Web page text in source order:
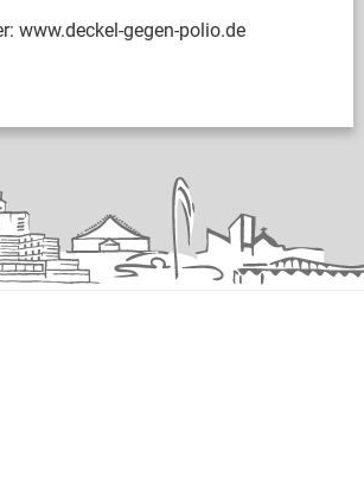
www.deckel-gegen-polio.de